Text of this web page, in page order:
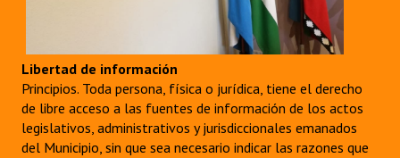
Libertad de información
Principios. Toda persona, física o jurídica, tiene el derecho
de libre acceso a las fuentes de información de los actos
legislativos, administrativos y jurisdiccionales emanados
del Municipio, sin que sea necesario indicar las razones que